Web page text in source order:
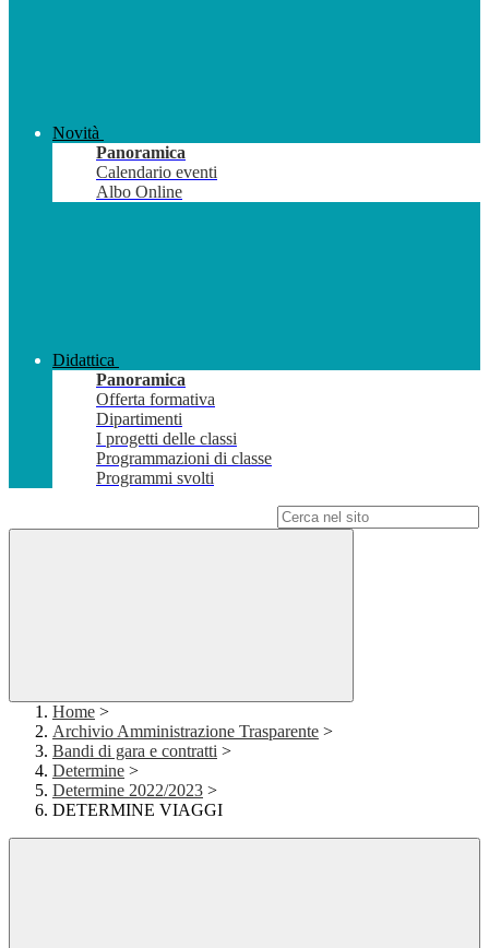
Novità
Panoramica
Calendario eventi
Albo Online
Didattica
Panoramica
Offerta formativa
Dipartimenti
I progetti delle classi
Programmazioni di classe
Programmi svolti
Home >
Archivio Amministrazione Trasparente >
Bandi di gara e contratti >
Determine >
Determine 2022/2023 >
DETERMINE VIAGGI